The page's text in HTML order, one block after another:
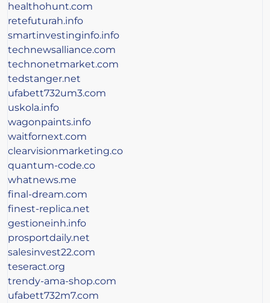
healthohunt.com
retefuturah.info
smartinvestinginfo.info
technewsalliance.com
technonetmarket.com
tedstanger.net
ufabett732um3.com
uskola.info
wagonpaints.info
waitfornext.com
clearvisionmarketing.co
quantum-code.co
whatnews.me
final-dream.com
finest-replica.net
gestioneinh.info
prosportdaily.net
salesinvest22.com
teseract.org
trendy-ama-shop.com
ufabett732m7.com